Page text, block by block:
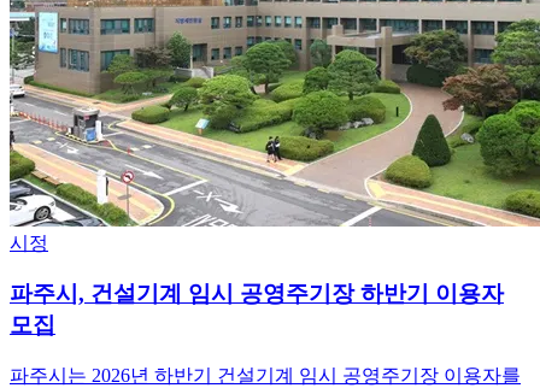
시정
파주시, 건설기계 임시 공영주기장 하반기 이용자
모집
파주시는 2026년 하반기 건설기계 임시 공영주기장 이용자를